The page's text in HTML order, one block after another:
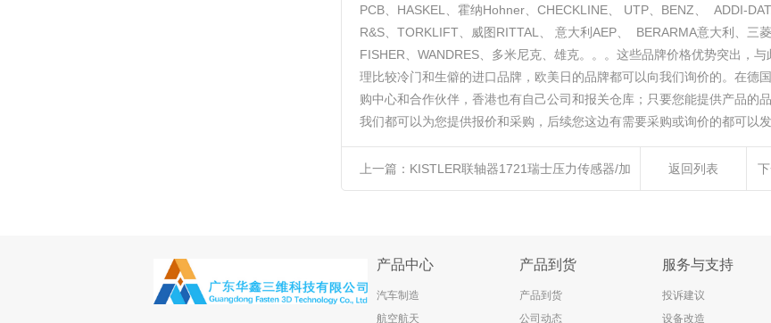
PCB、HASKEL、霍纳Hohner、CHECKLINE、 UTP、BENZ、 ADDI-
R&S、TORKLIFT、威图RITTAL、 意大利AEP、 BERARMA意大利、三
FISHER、WANDRES、多米尼克、雄克。。。这些品牌价格优势突出，
理比较冷门和生僻的进口品牌，欧美日的品牌都可以向我们询价的。在德
购中心和合作伙伴，香港也有自己公司和报关仓库；只要您能提供产品的
我们都可以为您提供报价和采购，后续您这边有需要采购或询价的都可以发
上一篇： KISTLER联轴器1721瑞士压力传感器/加 返回列表
产品中心
汽车制造
航空航天
产品到货
产品到货
公司动态
服务与支持
投诉建议
设备改造